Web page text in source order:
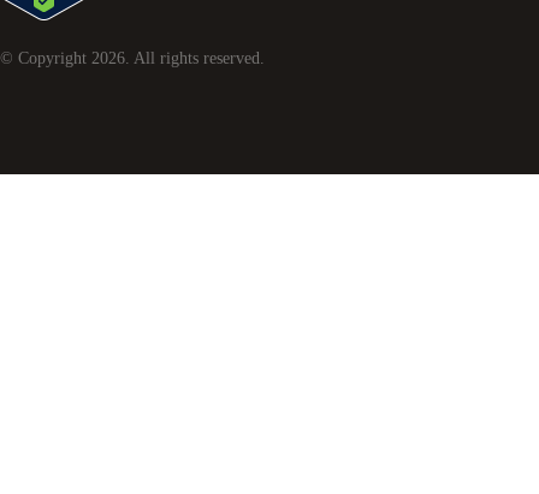
© Copyright 2026. All rights reserved.